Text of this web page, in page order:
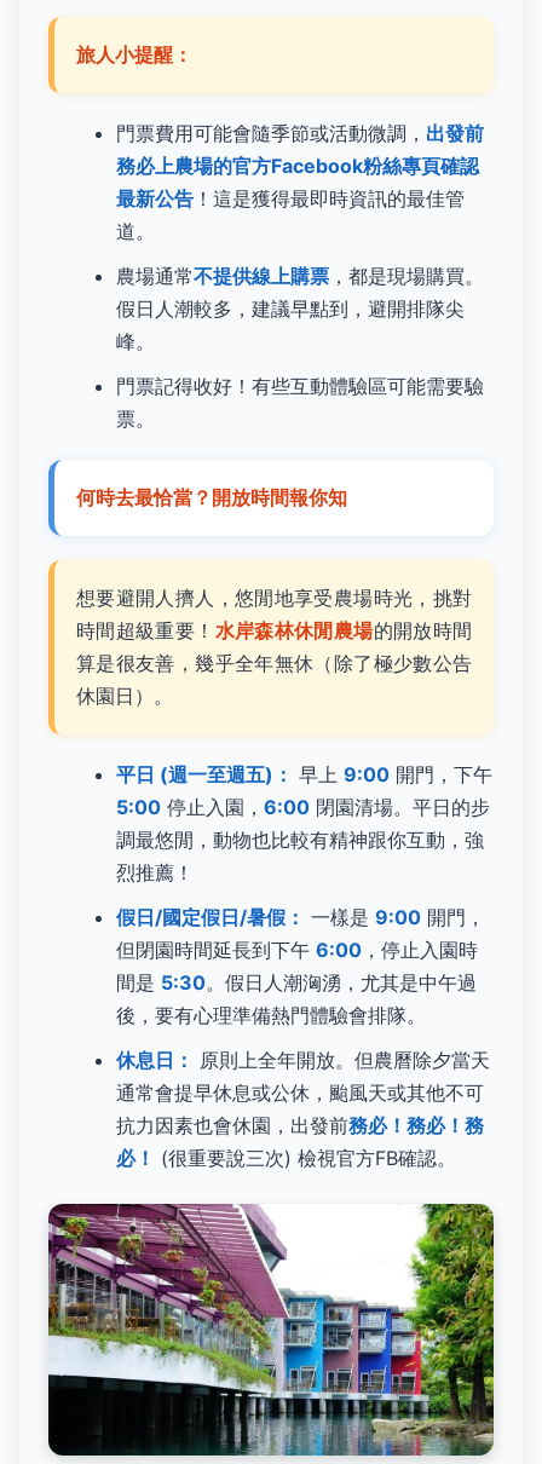
旅人小提醒：
門票費用可能會隨季節或活動微調， 出發前
務必上農場的官方Facebook粉絲專頁確認
最新公告 ！這是獲得最即時資訊的最佳管
道。
農場通常不提供線上購票 ，都是現場購買。
假日人潮較多，建議早點到，避開排隊尖
峰。
門票記得收好！有些互動體驗區可能需要驗
票。
何時去最恰當？開放時間報你知
想要避開人擠人，悠閒地享受農場時光，挑對
時間超級重要！ 水岸森林休閒農場的開放時間
算是很友善，幾乎全年無休（除了極少數公告
休園日）。
平日 (週一至週五)： 早上 9:00 開門，下午
5:00 停止入園， 6:00 閉園清場。平日的步
調最悠閒，動物也比較有精神跟你互動，強
烈推薦！
假日/國定假日/暑假： 一樣是 9:00 開門，
但閉園時間延長到下午 6:00 ，停止入園時
間是 5:30。假日人潮洶湧，尤其是中午過
後，要有心理準備熱門體驗會排隊。
休息日： 原則上全年開放。但農曆除夕當天
通常會提早休息或公休，颱風天或其他不可
抗力因素也會休園，出發前務必！務必！務
必！ (很重要說三次) 檢視官方FB確認。